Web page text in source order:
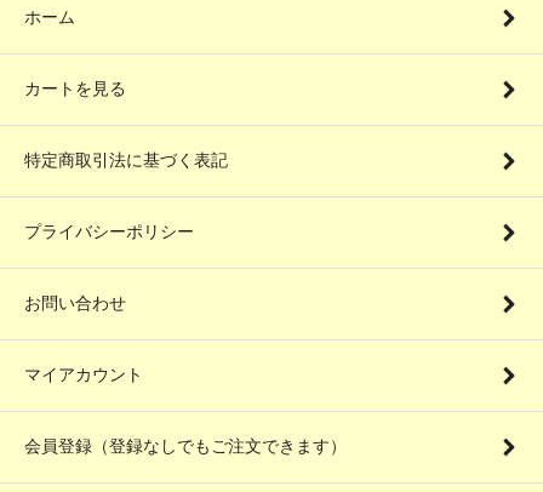
ホーム
カートを見る
特定商取引法に基づく表記
プライバシーポリシー
お問い合わせ
マイアカウント
会員登録（登録なしでもご注文できます）